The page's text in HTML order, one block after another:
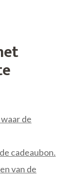
de
cadeaubon.
van de